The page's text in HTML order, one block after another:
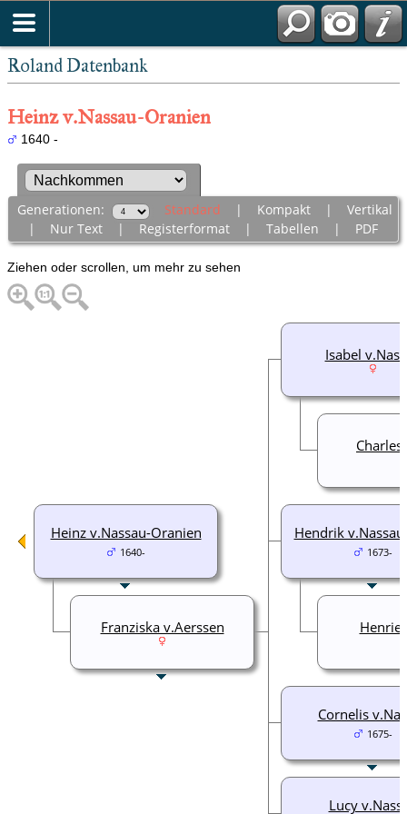
Roland Datenbank
Heinz v.Nassau-Oranien
1640 -
Generationen: Standard | Kompakt| Vertikal
| Nur Text| Registerformat| Tabellen | PDF
Ziehen oder scrollen, um mehr zu sehen
Isabel
Hendrik
1673-
Cornelis
1675-
Lucy
Heinz v.Nassau-Oranien
1640-
Franziska v.Aerssen